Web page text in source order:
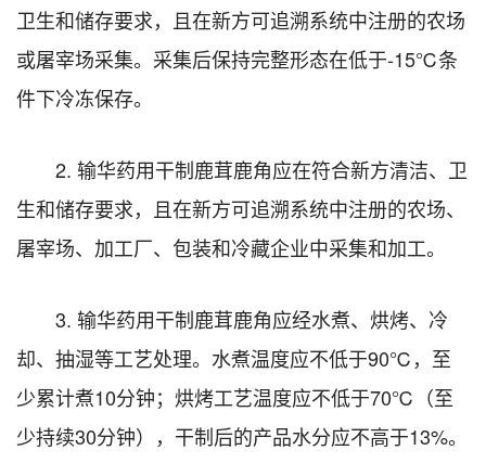
卫生和储存要求，且在新方可追溯系统中注册的农场
或屠宰场采集。采集后保持完整形态在低于-15℃条
件下冷冻保存。
2. 输华药用干制鹿茸鹿角应在符合新方清洁、卫
生和储存要求，且在新方可追溯系统中注册的农场、
屠宰场、加工厂、包装和冷藏企业中采集和加工。
3. 输华药用干制鹿茸鹿角应经水煮、烘烤、冷
却、抽湿等工艺处理。水煮温度应不低于90℃，至
少累计煮10分钟；烘烤工艺温度应不低于70℃（至
少持续30分钟），干制后的产品水分应不高于13%。